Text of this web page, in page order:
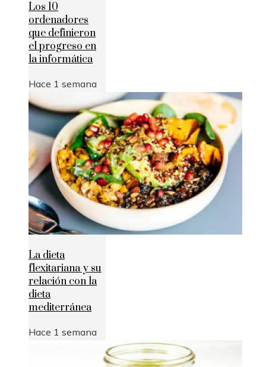
Los 10
ordenadores
que definieron
el progreso en
la informática
Hace 1 semana
La dieta
flexitariana y su
relación con la
dieta
mediterránea
Hace 1 semana